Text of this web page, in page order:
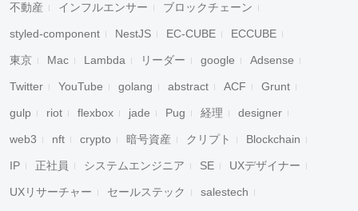
不動産 インフルエンサー ブロックチェーン
styled-component NestJS EC-CUBE ECCUBE
東京 Mac Lambda リーダー google Adsense
Twitter YouTube golang abstract ACF Grunt
gulp riot flexbox jade Pug 経理 designer
web3 nft crypto 暗号資産 クリプト Blockchain
IP 正社員 システムエンジニア SE UXデザイナー
UXリサーチャー セールステック salestech